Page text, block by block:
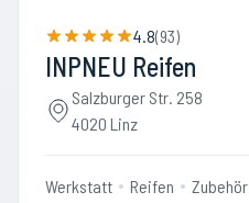
4.8(93)
INPNEU Reifen
Salzburger Str. 258
4020 Linz
Werkstatt Reifen Zubehör